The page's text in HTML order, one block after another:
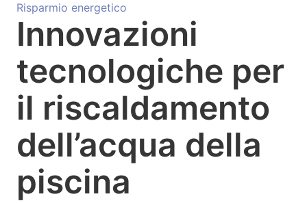
Risparmio energetico
Innovazioni
tecnologiche per
il riscaldamento
dell’acqua della
piscina